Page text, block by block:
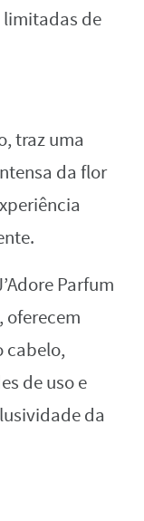
limitadas de
traz uma
da flor
Parfum
oferecem
cabelo,
de uso e
da